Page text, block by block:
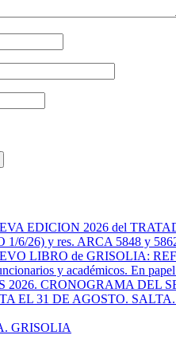
EDICION 2026 del
1/6/26) y res. ARCA 5848 y
LIBRO de GRISOLIA:
y académicos. En
CRONOGRAMA DEL
EL 31 DE AGOSTO.
GRISOLIA